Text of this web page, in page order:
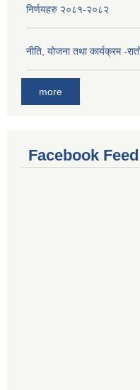
निर्णयहरु २०८१-२०८२
नीति, योजना तथा कार्यक्रम -
more
Facebook Feed